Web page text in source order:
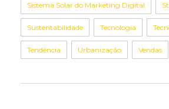
Sistema Solar do Marketing Digital
Sustentabilidade Tecnologia
Tendência Urbanização Vendas